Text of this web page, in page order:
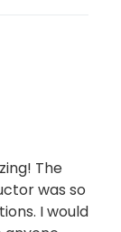
The
was so
I would